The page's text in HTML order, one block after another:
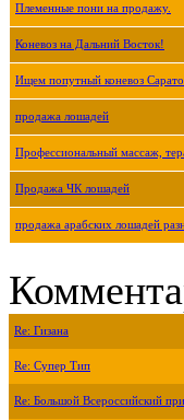
Племенные пони на продажу.
Коневоз на Дальний Восток!
Ищем попутный коневоз
продажа лошадей
Профессиональный массаж,
Продажа ЧК лошадей
продажа арабских лошадей
Re: Гизана
Re: Супер Тип
Re: Большой Всероссийский